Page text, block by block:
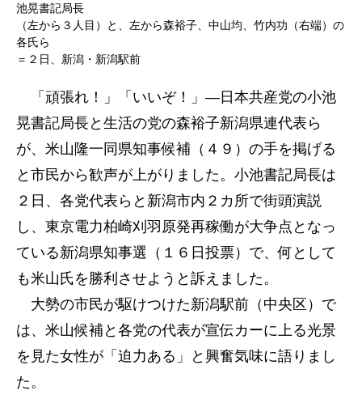
池晃書記局長
（左から３人目）と、左から森裕子、中山均、竹内功（右端）の
各氏ら
＝２日、新潟・新潟駅前
「頑張れ！」「いいぞ！」―日本共産党の小池
晃書記局長と生活の党の森裕子新潟県連代表ら
が、米山隆一同県知事候補（４９）の手を掲げる
と市民から歓声が上がりました。小池書記局長は
２日、各党代表らと新潟市内２カ所で街頭演説
し、東京電力柏崎刈羽原発再稼働が大争点となっ
ている新潟県知事選（１６日投票）で、何として
も米山氏を勝利させようと訴えました。
大勢の市民が駆けつけた新潟駅前（中央区）で
は、米山候補と各党の代表が宣伝カーに上る光景
を見た女性が「迫力ある」と興奮気味に語りまし
た。